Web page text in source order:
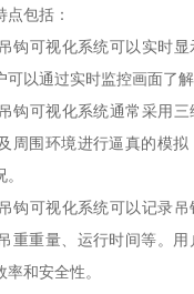
包括：
钩可视化系统可以实时
以通过实时监控画面了解
钩可视化系统通常采用
周围环境进行逼真的模
钩可视化系统可以记录
重重量、运行时间等。
和安全性。